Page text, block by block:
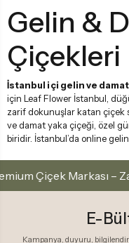
Gelin &
Çiçekleri
İstanbul içi gelin ve
için Leaf Flower İstanbul,
zarif dokunuşlar katan çiçek
ve damat yaka çiçeği, özel
biridir. İstanbul’da online
Gelin & Damat Yaka
kadar farklı düğün stillerine
Flower İstanbul, İstanbul içi
– Zarafetle Seç,
E-
Kampanya, duyuru,